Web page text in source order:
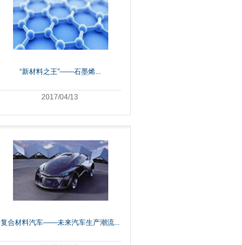
“新材料之王”——石墨烯...
2017/04/13
复合材料汽车——未来汽车生产潮流...